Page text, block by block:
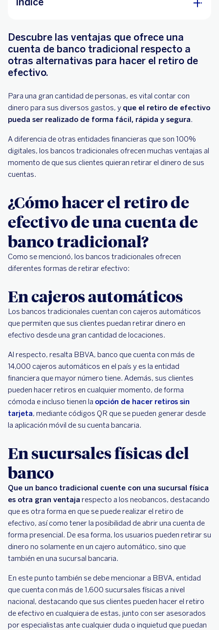
cuenta de banco tradicional?
En cajeros automáticos
En sucursales físicas del banco
Retirar efectivo desde la tarjeta de crédito
¿Cómo se compara con otras alternativas que
hay en el mercado?
No esperes más y abre tu cuenta bancaria en
BBVA
Descubre las ventajas que ofrece una
cuenta de banco tradicional respecto a
otras alternativas para hacer el retiro de
efectivo.
Para una gran cantidad de personas, es vital contar con
dinero para sus diversos gastos, y que el retiro de efectivo
pueda ser realizado de forma fácil, rápida y segura.
A diferencia de otras entidades financieras que son 100%
digitales, los bancos tradicionales ofrecen muchas ventajas al
momento de que sus clientes quieran retirar el dinero de sus
cuentas.
¿Cómo hacer el retiro de
efectivo de una cuenta de
banco tradicional?
Como se mencionó, los bancos tradicionales ofrecen
diferentes formas de retirar efectivo:
En cajeros automáticos
Los bancos tradicionales cuentan con cajeros automáticos
que permiten que sus clientes puedan retirar dinero en
efectivo desde una gran cantidad de locaciones.
Al respecto, resalta BBVA, banco que cuenta con más de
14,000 cajeros automáticos en el país y es la entidad
financiera que mayor número tiene. Además, sus clientes
pueden hacer retiros en cualquier momento, de forma
cómoda e incluso tienen la opción de hacer retiros sin
tarjeta, mediante códigos QR que se pueden generar desde
la aplicación móvil de su cuenta bancaria.
En sucursales físicas del
banco
Que un banco tradicional cuente con una sucursal física
es otra gran ventaja respecto a los neobancos, destacando
que es otra forma en que se puede realizar el retiro de
efectivo, así como tener la posibilidad de abrir una cuenta de
forma presencial. De esa forma, los usuarios pueden retirar su
dinero no solamente en un cajero automático, sino que
también en una sucursal bancaria.
En este punto también se debe mencionar a BBVA, entidad
que cuenta con más de 1,600 sucursales físicas a nivel
nacional, destacando que sus clientes pueden hacer el retiro
de efectivo en cualquiera de estas, junto con ser asesorados
por especialistas ante cualquier duda o inquietud que puedan